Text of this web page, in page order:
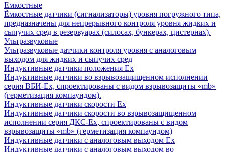
Емкостные
Ёмкостные датчики (сигнализаторы) уровня погружного типа,
предназначены для непрерывного контроля уровня жидких и
сыпучих сред в резервуарах (силосах, бункерах, цистернах).
Ультразвуковые
Ультразвуковые датчики контроля уровня с аналоговым
выходом для жидких и сыпучих сред
Индуктивные датчики положения Ех
Индуктивные датчики во взрывозащищенном исполнении
серия ВБИ-Ех, спроектированы с видом взрывозащиты «mb»
(герметизация компаундом).
Индуктивные датчики скорости Ех
Индуктивные датчики скорости во взрывозащищенном
исполнении серия ДКС-Ех, спроектированы с видом
взрывозащиты «mb» (герметизация компаундом)
Индуктивные датчики с аналоговым выходом Ех
Индуктивные датчики с аналоговым выходом во